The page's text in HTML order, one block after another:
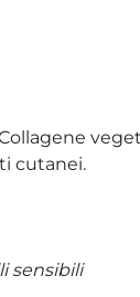
cutanei.
sensibili